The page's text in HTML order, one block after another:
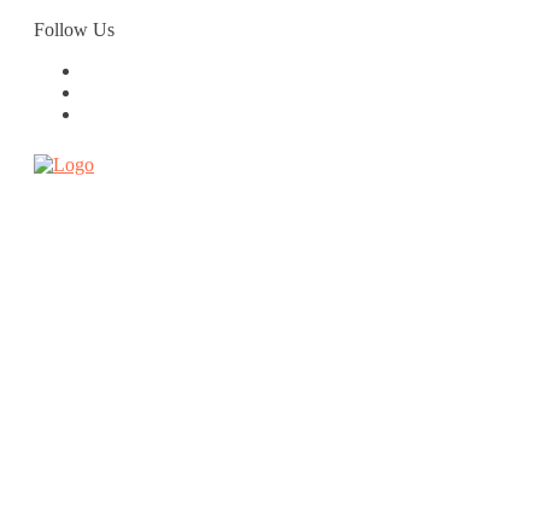
Skip
Follow Us